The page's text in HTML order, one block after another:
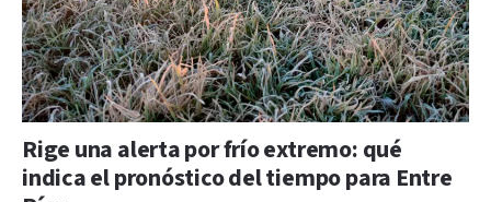
Rige una alerta por frío extremo: qué
indica el pronóstico del tiempo para Entre